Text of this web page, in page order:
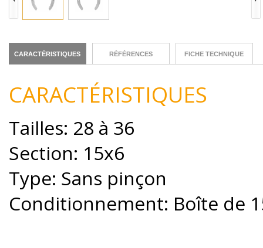
CARACTÉRISTIQUES RÉFÉRENCES FICHE TECHNIQUE
CARACTÉRISTIQUES
Tailles: 28 à 36
Section: 15x6
Type: Sans pinçon
Conditionnement: Boîte de